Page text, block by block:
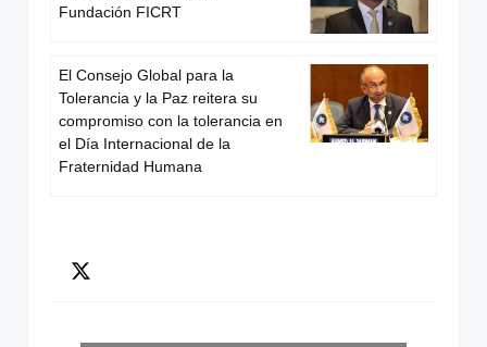
Fundación FICRT
El Consejo Global para la
Tolerancia y la Paz reitera su
compromiso con la tolerancia en
el Día Internacional de la
Fraternidad Humana